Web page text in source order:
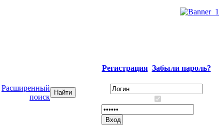
Расширенный
поиск
Регистрация Забыли пароль?